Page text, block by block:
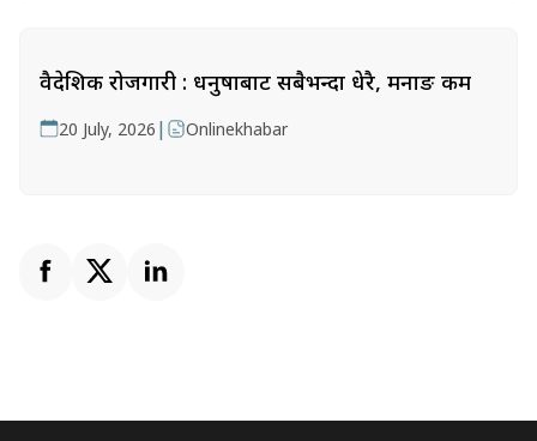
वैदेशिक रोजगारी : धनुषाबाट सबैभन्दा धेरै, मनाङ कम
20 July, 2026 | Onlinekhabar